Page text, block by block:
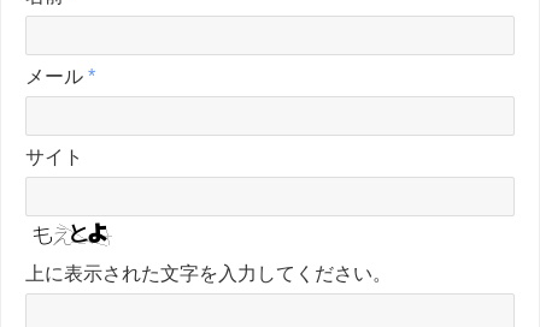
メール *
サイト
上に表示された文字を入力してください。